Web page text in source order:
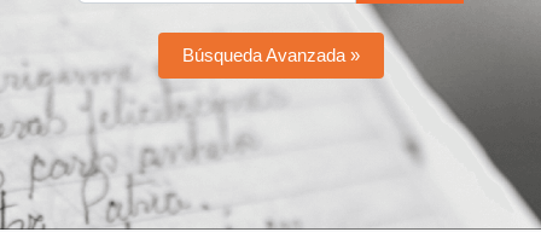
Búsqueda Avanzada »